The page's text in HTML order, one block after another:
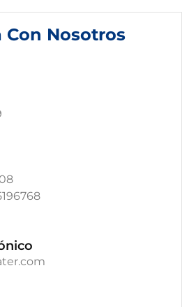
Con Nosotros